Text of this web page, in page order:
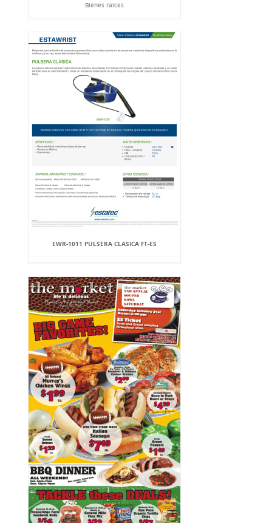
Bienes raíces
EWR-1011 PULSERA CLASICA FT-ES